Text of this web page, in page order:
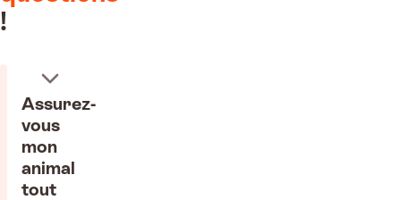
!
Assurez-
vous
mon
animal
tout